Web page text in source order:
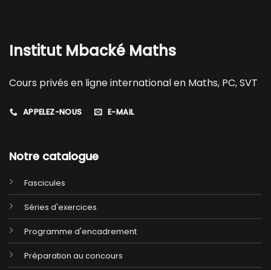
Institut Mbacké Maths
Cours privés en ligne international en Maths, PC, SVT
APPELEZ-NOUS E-MAIL
Notre catalogue
Fascicules
Séries d'exercices
Programme d'encadrement
Préparation au concours